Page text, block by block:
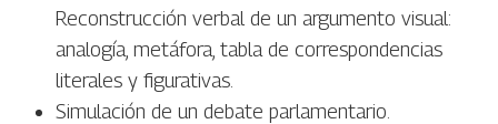
Reconstrucción verbal de un argumento visual:
analogía, metáfora, tabla de correspondencias
literales y figurativas.
Simulación de un debate parlamentario.